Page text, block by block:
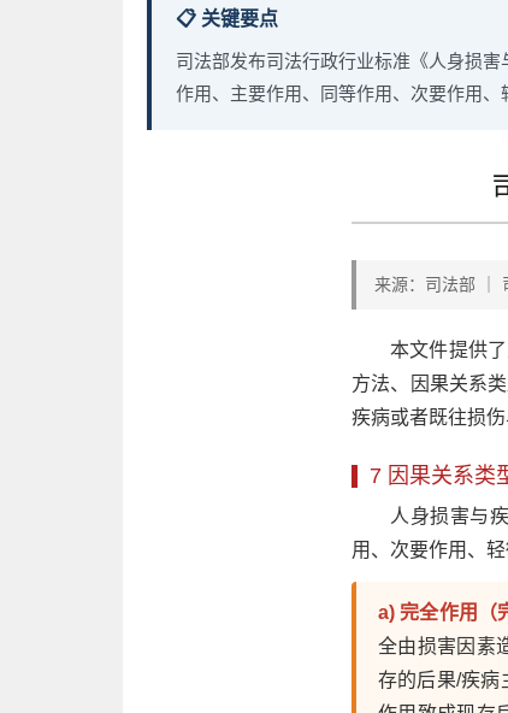
📋 关键要点
司法部发布司法行政行业标准《人身损
作用、主要作用、同等作用、次要作用
来源：司法部 ｜
本文件提供
方法、因果关系
疾病或者既往损
7 因果关系类
人身损害与
用、次要作用、
a) 完全作用（
全由损害因素
存的后果/疾病